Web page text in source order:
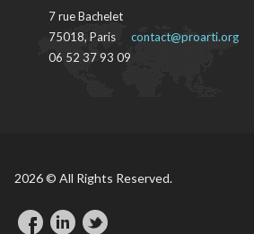
7 rue Bachelet
75018, Paris
06 52 37 93 09
contact@proarti.org
2026 © All Rights Reserved.